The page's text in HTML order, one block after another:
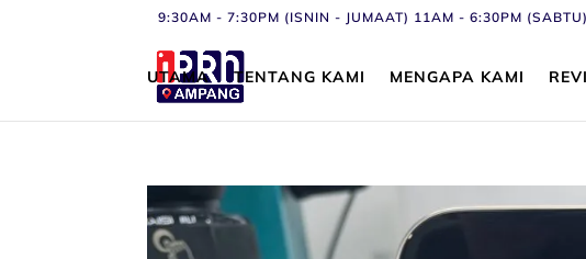
9:30AM - 7:30PM (ISNIN - JUMAAT) 11AM - 6:30PM
UTAMA TENTANG KAMI MENGAPA KAMI